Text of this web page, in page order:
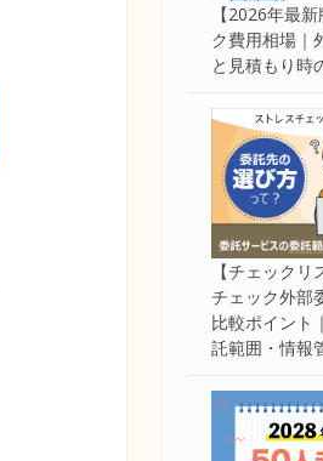
【2026年最
ク費用相場｜
と見積もり時
【チェック
チェック外部
比較ポイント
託範囲・情報